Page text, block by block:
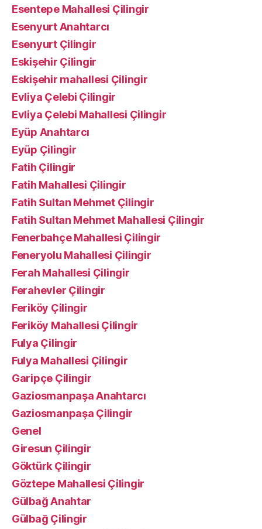
Esentepe Mahallesi Çilingir
Esenyurt Anahtarcı
Esenyurt Çilingir
Eskişehir Çilingir
Eskişehir mahallesi Çilingir
Evliya Çelebi Çilingir
Evliya Çelebi Mahallesi Çilingir
Eyüp Anahtarcı
Eyüp Çilingir
Fatih Çilingir
Fatih Mahallesi Çilingir
Fatih Sultan Mehmet Çilingir
Fatih Sultan Mehmet Mahallesi Çilingir
Fenerbahçe Mahallesi Çilingir
Feneryolu Mahallesi Çilingir
Ferah Mahallesi Çilingir
Ferahevler Çilingir
Feriköy Çilingir
Feriköy Mahallesi Çilingir
Fulya Çilingir
Fulya Mahallesi Çilingir
Garipçe Çilingir
Gaziosmanpaşa Anahtarcı
Gaziosmanpaşa Çilingir
Genel
Giresun Çilingir
Göktürk Çilingir
Göztepe Mahallesi Çilingir
Gülbağ Anahtar
Gülbağ Çilingir